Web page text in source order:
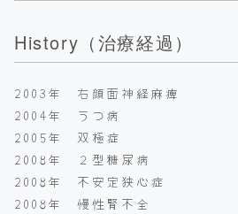
History（治療経過）
2003年 右顔面神経麻痺
2004年 うつ病
2005年 双極症
2008年 ２型糖尿病
2008年 不安定狭心症
2008年 慢性腎不全